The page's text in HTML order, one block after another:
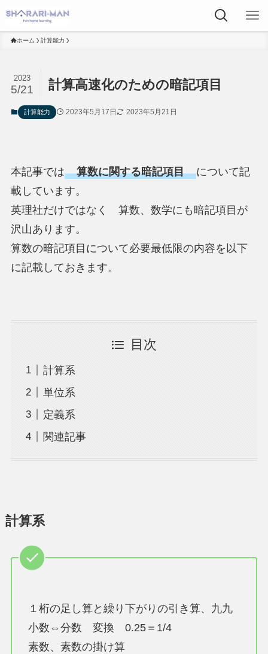
ホーム 計算能力
計算高速化のための暗記項目
2023
5/21
計算能力 2023年5月17日 2023年5月21日
本記事では算数に関する暗記項目について記
載しています。
英理社だけではなく 算数、数学にも暗記項目が
沢山あります。
算数の暗記項目について必要最低限の内容を以下
に記載しておきます。
目次
計算系
単位系
定義系
関連記事
計算系
１桁の足し算と繰り下がりの引き算、九九
小数⇔分数 変換 0.25＝1/4
素数、素数の掛け算